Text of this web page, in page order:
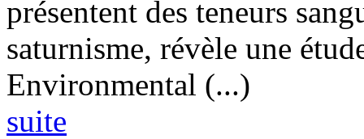
présentent des teneurs
saturnisme, révèle une
Environmental (...)
suite